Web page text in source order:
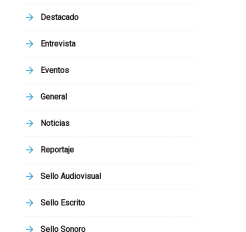
Destacado
Entrevista
Eventos
General
Noticias
Reportaje
Sello Audiovisual
Sello Escrito
Sello Sonoro